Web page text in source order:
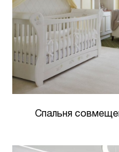
Спальня